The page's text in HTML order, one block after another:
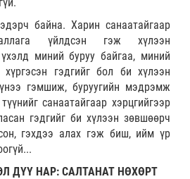
байна. Харин санаатайгаар
үйлдсэн гэж хүлээн
миний буруу байгаа, миний
гэдгийг бол би хүлээн
гэмшиж, буруугийн мэдрэмж
санаатайгаар хэрцгийгээр
гэдгийг би хүлээн зөвшөөрч
гэхдээ алах гэж биш, ийм үр
ДҮҮ НАР: САЛТАНАТ НӨХӨРТ